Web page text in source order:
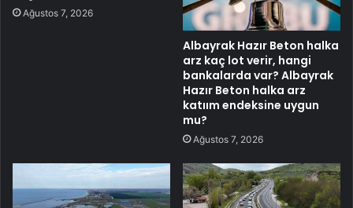
Ağustos 7, 2026
Albayrak Hazır Beton halka
arz kaç lot verir, hangi
bankalarda var? Albayrak
Hazır Beton halka arz
katıım endeksine uygun
mu?
Ağustos 7, 2026